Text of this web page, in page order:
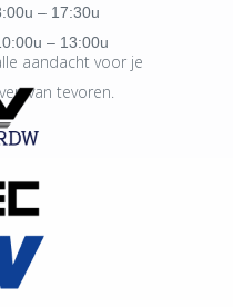
– 17:30u
– 13:00u
aandacht voor je
van tevoren.